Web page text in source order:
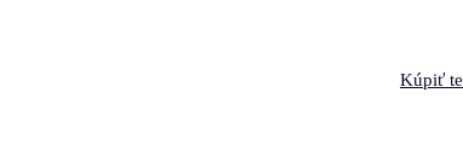
Kúpiť